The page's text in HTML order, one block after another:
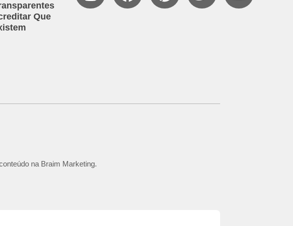
Que
na Braim Marketing.